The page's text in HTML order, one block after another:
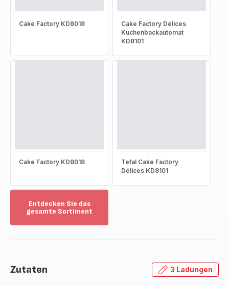
Cake Factory KD8018
Cake Factory Délices
Kuchenbackautomat
KD8101
Cake Factory KD8018
Tefal Cake Factory
Délices KD8101
Entdecken Sie das
gesamte Sortiment
-
das
Zutaten 3 Ladungen